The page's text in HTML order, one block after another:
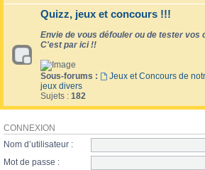
Quizz, jeux et concours !!!
Envie de vous défouler ou de tester vos
C'est par ici !!
Sous-forums : Jeux et Concours de
jeux divers
Sujets : 182
CONNEXION
Nom d’utilisateur :
Mot de passe :